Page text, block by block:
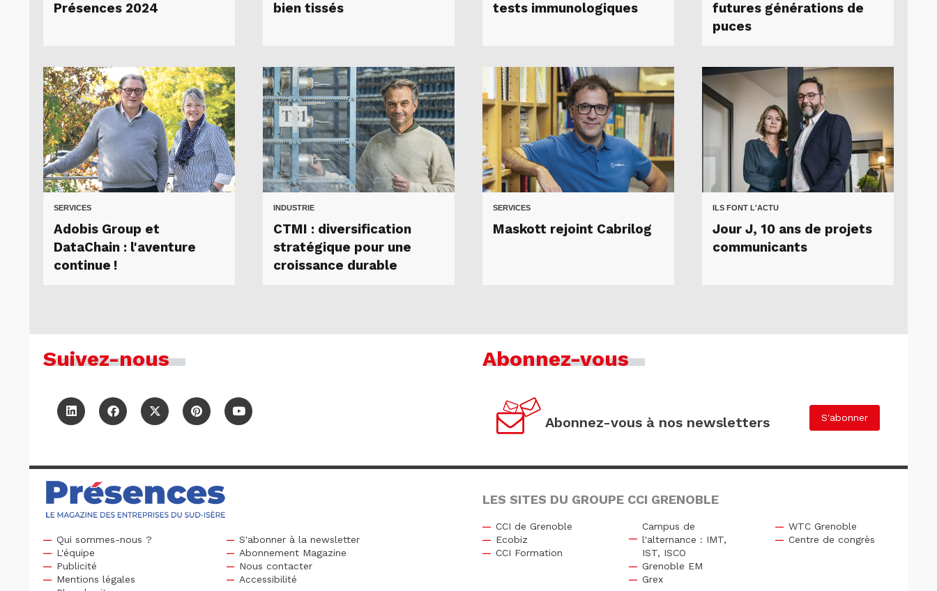
Présences 2024
bien tissés
tests immunologiques
futures générations de
puces
SERVICES
Adobis Group et
DataChain : l'aventure
continue !
INDUSTRIE
CTMI : diversification
stratégique pour une
croissance durable
SERVICES
Maskott rejoint Cabrilog
ILS FONT L'ACTU
Jour J, 10 ans de projets
communicants
Suivez-nous Abonnez-vous
Abonnez-vous à nos newsletters S'abonner
Qui sommes-nous ?
L'équipe
Publicité
S'abonner à la newsletter
Abonnement Magazine
Nous contacter
Mentions légales
Accessibilité
LES SITES DU GROUPE CCI GRENOBLE
CCI de Grenoble
Ecobiz
CCI Formation
Campus de
l'alternance : IMT,
IST, ISCO
Grenoble EM
Grex
WTC Grenoble
Centre de congrès